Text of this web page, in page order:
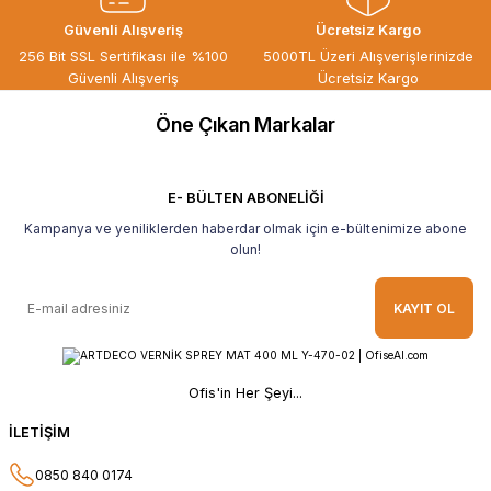
Kaliteli ürün, güvenli alışveriş ve
teşekkür ederim.
hediye ile geldi Teşekkür ederim Tavsiye
Ahmet Yılmaz | 29/04/2026
paketlenmiş, sorunsuz teslim aldım,
O... A... | 10/02/2026
Güvenli Alışveriş
256 Bit SSL Sertifikası ile %100
Güvenli Alışveriş
Ücretsiz Kargo
5000TL Üzeri Alışverişlerinizde
Ücretsiz Kargo
Öne Çıkan Markalar
E- BÜLTEN ABONELİĞİ
Kampanya ve yeniliklerden haberdar olmak için e-bültenimize abone
olun!
KAYIT OL
Ofis'in Her Şeyi...
İLETİŞİM
0850 840 0174